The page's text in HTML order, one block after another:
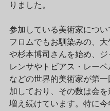
りました。
参加している美術家につい
フロムでもお馴染みの、大
や杉本博司さんを始め、
レンサやトビアス・レー
などの世界的美術家が第一
加しており、その数は会を
増え続けています。特に